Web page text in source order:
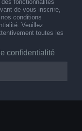
fonctionnalités
de vous inscrire,
conditions
Veuillez
toutes les
confidentialité